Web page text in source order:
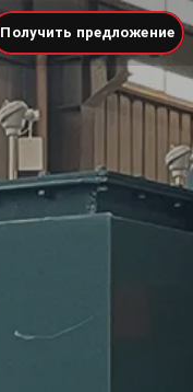
Получить предложение